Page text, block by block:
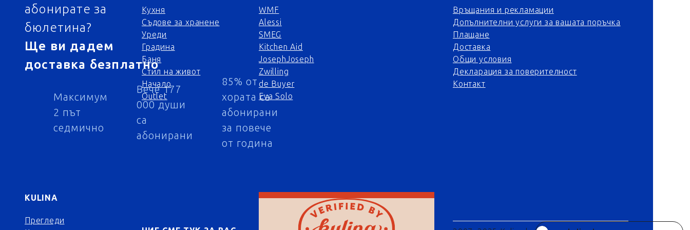
абонирате за
бюлетина?
Ще ви дадем
доставка безплатно
Максимум
2 път
седмично
Вече 177
000 души
са
абонирани
85% от
хората са
абонирани
за повече
от година
Кухня
Съдове за хранене
Уреди
Градина
Баня
Стил на живот
Начало
Outlet
WMF
Alessi
SMEG
Kitchen Aid
JosephJoseph
Zwilling
de Buyer
Eva Solo
Връщания и рекламации
Допълнителни услуги за вашата поръчка
Плащане
Доставка
Общи условия
Декларация за поверителност
Контакт
KULINA
Прегледи